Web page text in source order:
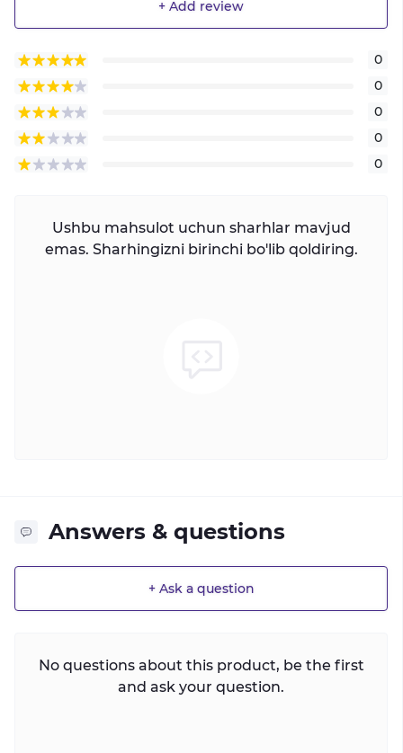
+ Add review
0
0
0
0
0
Ushbu mahsulot uchun sharhlar mavjud
emas. Sharhingizni birinchi bo'lib qoldiring.
Answers & questions
+ Ask a question
No questions about this product, be the first
and ask your question.